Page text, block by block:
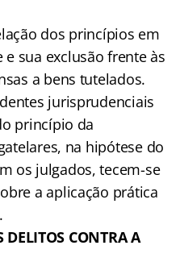
dos princípios em
sua exclusão frente às
a bens tutelados.
jurisprudenciais
princípio da
na hipótese do
os julgados, tecem-se
a aplicação prática
CONTRA A